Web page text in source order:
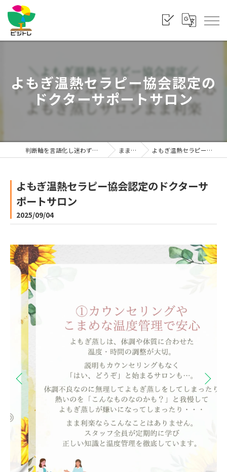
よもぎ温熱セラピー協会認定の
ドクターサポートサロン
判断軸を言語化し迷わず選べる状態をつくる「株式会社ビジトレ」 まま利楽ブログ よもぎ温熱セラピー協会認定のドクターサポートサロン
よもぎ温熱セラピー協会認定のドクターサ
ポートサロン
2025/09/04